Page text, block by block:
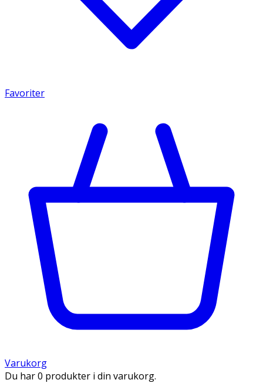
Favoriter
Varukorg
Du har 0 produkter i din varukorg.